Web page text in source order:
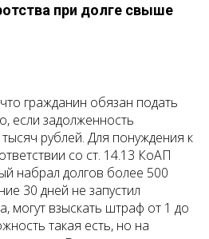
при долге свыше
гражданин обязан подать
если задолженность
рублей. Для понуждения к
со ст. 14.13 КоАП
набрал долгов более 500
30 дней не запустил
могут взыскать штраф от 1 до
такая есть, но на